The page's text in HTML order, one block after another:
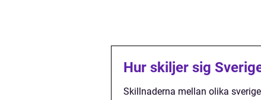
Hur skiljer sig
Skillnaderna mellan olika